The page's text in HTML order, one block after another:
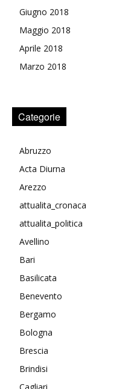
Giugno 2018
Maggio 2018
Aprile 2018
Marzo 2018
Categorie
Abruzzo
Acta Diurna
Arezzo
attualita_cronaca
attualita_politica
Avellino
Bari
Basilicata
Benevento
Bergamo
Bologna
Brescia
Brindisi
Cagliari